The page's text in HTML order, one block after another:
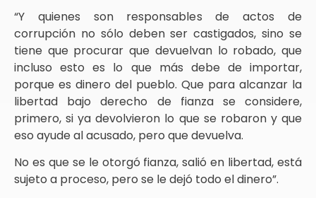
“Y quienes son responsables de actos de
corrupción no sólo deben ser castigados, sino se
tiene que procurar que devuelvan lo robado, que
incluso esto es lo que más debe de importar,
porque es dinero del pueblo. Que para alcanzar la
libertad bajo derecho de fianza se considere,
primero, si ya devolvieron lo que se robaron y que
eso ayude al acusado, pero que devuelva.
No es que se le otorgó fianza, salió en libertad, está
sujeto a proceso, pero se le dejó todo el dinero”.